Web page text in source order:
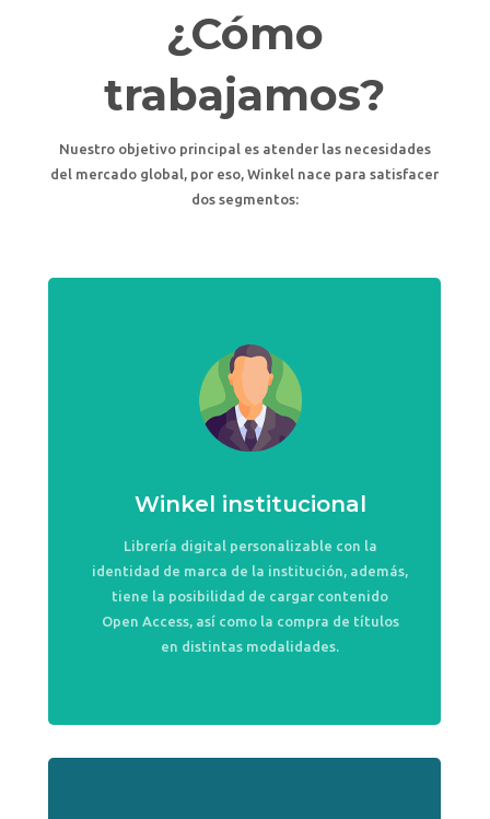
¿Cómo
trabajamos?
Nuestro objetivo principal es atender las necesidades
del mercado global, por eso, Winkel nace para satisfacer
dos segmentos:
Winkel institucional
Librería digital personalizable con la
identidad de marca de la institución, además,
tiene la posibilidad de cargar contenido
Open Access, así como la compra de títulos
en distintas modalidades.